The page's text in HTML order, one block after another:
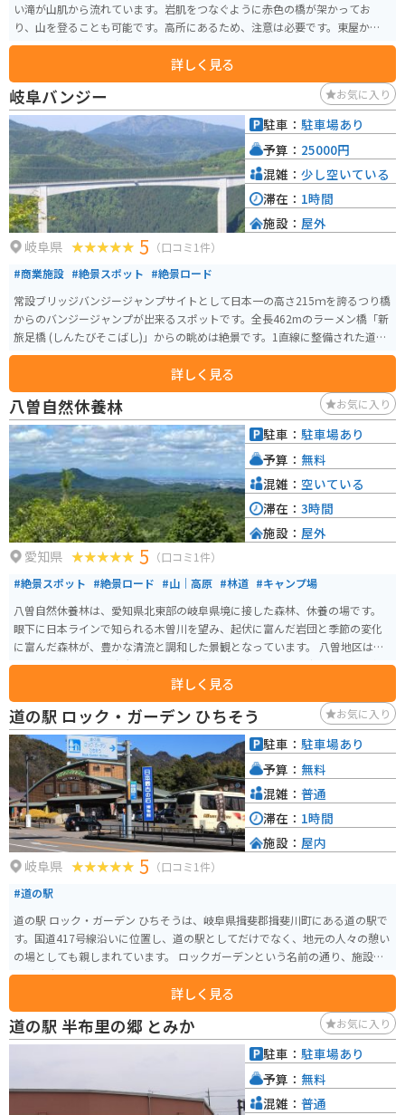
い滝が山肌から流れています。岩肌をつなぐように赤色の橋が架かってお
り、山を登ることも可能です。高所にあるため、注意は必要です。東屋からの
眺めも良く、静かに座って眺めるのもおすすめです。
詳しく見る
岐阜バンジー お気に入り
岐阜県 5 （口コミ1件）
#商業施設 #絶景スポット #絶景ロード
常設ブリッジバンジージャンプサイトとして日本一の高さ215ｍを誇るつり橋
からのバンジージャンプが出来るスポットです。全長462mのラーメン橋「新
旅足橋 (しんたびそこばし)」からの眺めは絶景です。1直線に整備された道路
もとても走りやすいです。バンジーをしなくても景色を楽しめるので、安心
んしてください。勇気のある人はぜひ飛んでみてください。
詳しく見る
駐車： 駐車場あり
予算： 25000円
混雑： 少し空いている
滞在： 1時間
施設： 屋外
八曽自然休養林 お気に入り
愛知県 5 （口コミ1件）
#絶景スポット #絶景ロード #山｜高原 #林道 #キャンプ場
八曽自然休養林は、愛知県北東部の岐阜県境に接した森林、休養の場です。
眼下に日本ラインで知られる木曽川を望み、起伏に富んだ岩団と季節の変化
に富んだ森林が、豊かな清流と調和した景観となっています。 八曽地区は、
黒平山を中心とした広大な緑の丘陵地帯を形成しています。森の中には五条
川が流れ、厳頭洞、八曽滝などが見られる渓流と、天狗岩と呼ばれる奇岩な
ど変化に富んだ自然景観を満喫できます。
詳しく見る
駐車： 駐車場あり
予算： 無料
混雑： 空いている
滞在： 3時間
施設： 屋外
道の駅 ロック・ガーデン ひちそう お気に入り
岐阜県 5 （口コミ1件）
#道の駅
道の駅 ロック・ガーデン ひちそうは、岐阜県揖斐郡揖斐川町にある道の駅で
す。国道417号線沿いに位置し、道の駅としてだけでなく、地元の人々の憩い
の場としても親しまれています。 ロックガーデンという名前の通り、施設全
体が石造りで統一されており、おしゃれな雰囲気です。地元の新鮮な野菜や
果物を販売する農産物直売所や、揖斐川町の特産品を販売する物産館、レス
トランなどがあります。 バイクで訪れる場合、道の駅には広い駐車場が完備
されているので安心して駐車できます。揖斐川町は山に囲まれた自然豊かな
場所なので、ツーリングの休憩場所としても最適です。 周辺には、揖斐川温
泉や藤橋城など、観光スポットも点在しています。道の駅で休憩がてら、地元
の特産品やグルメを堪能してみてはいかがでしょうか。
詳しく見る
駐車： 駐車場あり
予算： 無料
混雑： 普通
滞在： 1時間
施設： 屋内
道の駅 半布里の郷 とみか お気に入り
駐車： 駐車場あり
予算： 無料
混雑： 普通